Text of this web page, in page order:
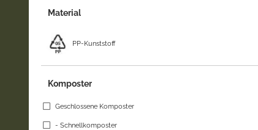
Material
PP-Kunststoff
Komposter
Geschlossene Komposter
- Schnellkomposter